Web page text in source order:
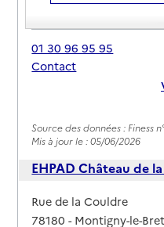
78180-Montigny-le-
01 30 96 95 95
Contact
Source des données : Finess
Mis à jour le : 05/06/2026
EHPAD Château de
Adresse
Rue de la Couldre
78180-Montigny-le-